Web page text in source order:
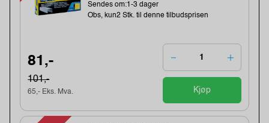
Sendes om:1-3 dager
Obs, kun2 Stk. til denne tilbudsprisen
81,-
101,-
65,- Eks. Mva. Kjøp